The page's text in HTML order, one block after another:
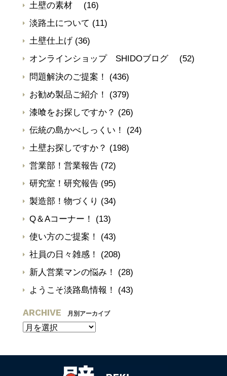
土壁の素材
(16)
淡路土について (11)
土壁仕上げ (36)
オンラインショップ SHIDOブログ
(52)
問題解決のご提案！
(436)
お勧め製品ご紹介！
(379)
漆喰をお探しですか？ (26)
伝統の島かべしっくい！
(24)
土壁お探しですか？ (198)
営業部！営業報告 (72)
研究室！研究報告 (95)
製造部！物づくり (34)
Q＆Aコーナー！
(13)
使い方のご提案！
(43)
社員の日々雑感！
(208)
新人営業マンの悩み！
(28)
ようこそ淡路島情報！
(43)
ARCHIVE 月別アーカイブ